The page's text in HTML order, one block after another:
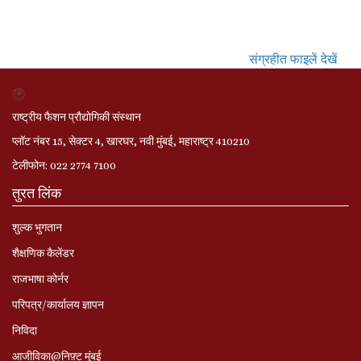
संग्रहीत फाइलें देखें
राष्ट्रीय फैशन प्रौद्योगिकी संस्थान
प्लॉट नंबर 15, सेक्टर 4, खारघर, नवी मुंबई, महाराष्ट्र 410210
टेलीफोन: 022 2774 7100
तुरत लिंक
शुल्क भुगतान
शैक्षणिक कैलेंडर
राजभाषा कोर्नर
परिपत्र/कार्यालय ज्ञापन
निविदा
आजीविका@निफ़्ट मुंबई